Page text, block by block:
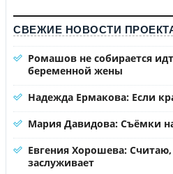
СВЕЖИЕ НОВОСТИ
Ромашов не собирается
беременной жены
Надежда Ермакова: Если
Мария Давидова: Съёмки
Евгения Хорошева: Считаю,
заслуживает